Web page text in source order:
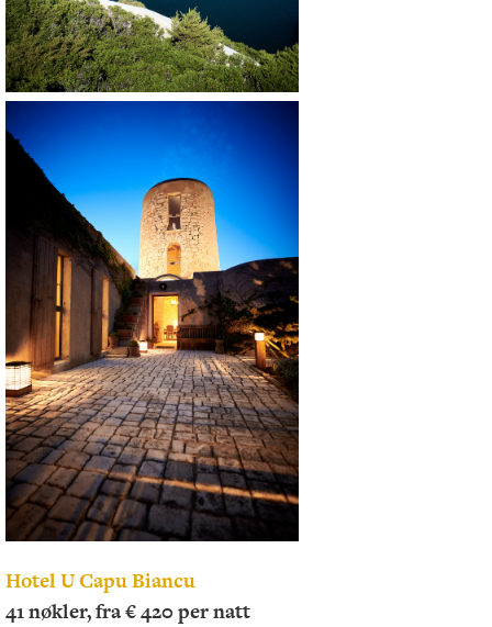
Hotel U Capu Biancu
41 nøkler, fra € 420 per natt